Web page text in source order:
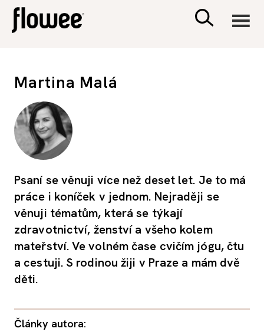
SEX A VZTAHY
PORADNA
Martina Malá
Psaní se věnuji více než deset let. Je to má
práce i koníček v jednom. Nejraději se
věnuji tématům, která se týkají
zdravotnictví, ženství a všeho kolem
mateřství. Ve volném čase cvičím jógu, čtu
a cestuji. S rodinou žiji v Praze a mám dvě
děti.
Články autora: